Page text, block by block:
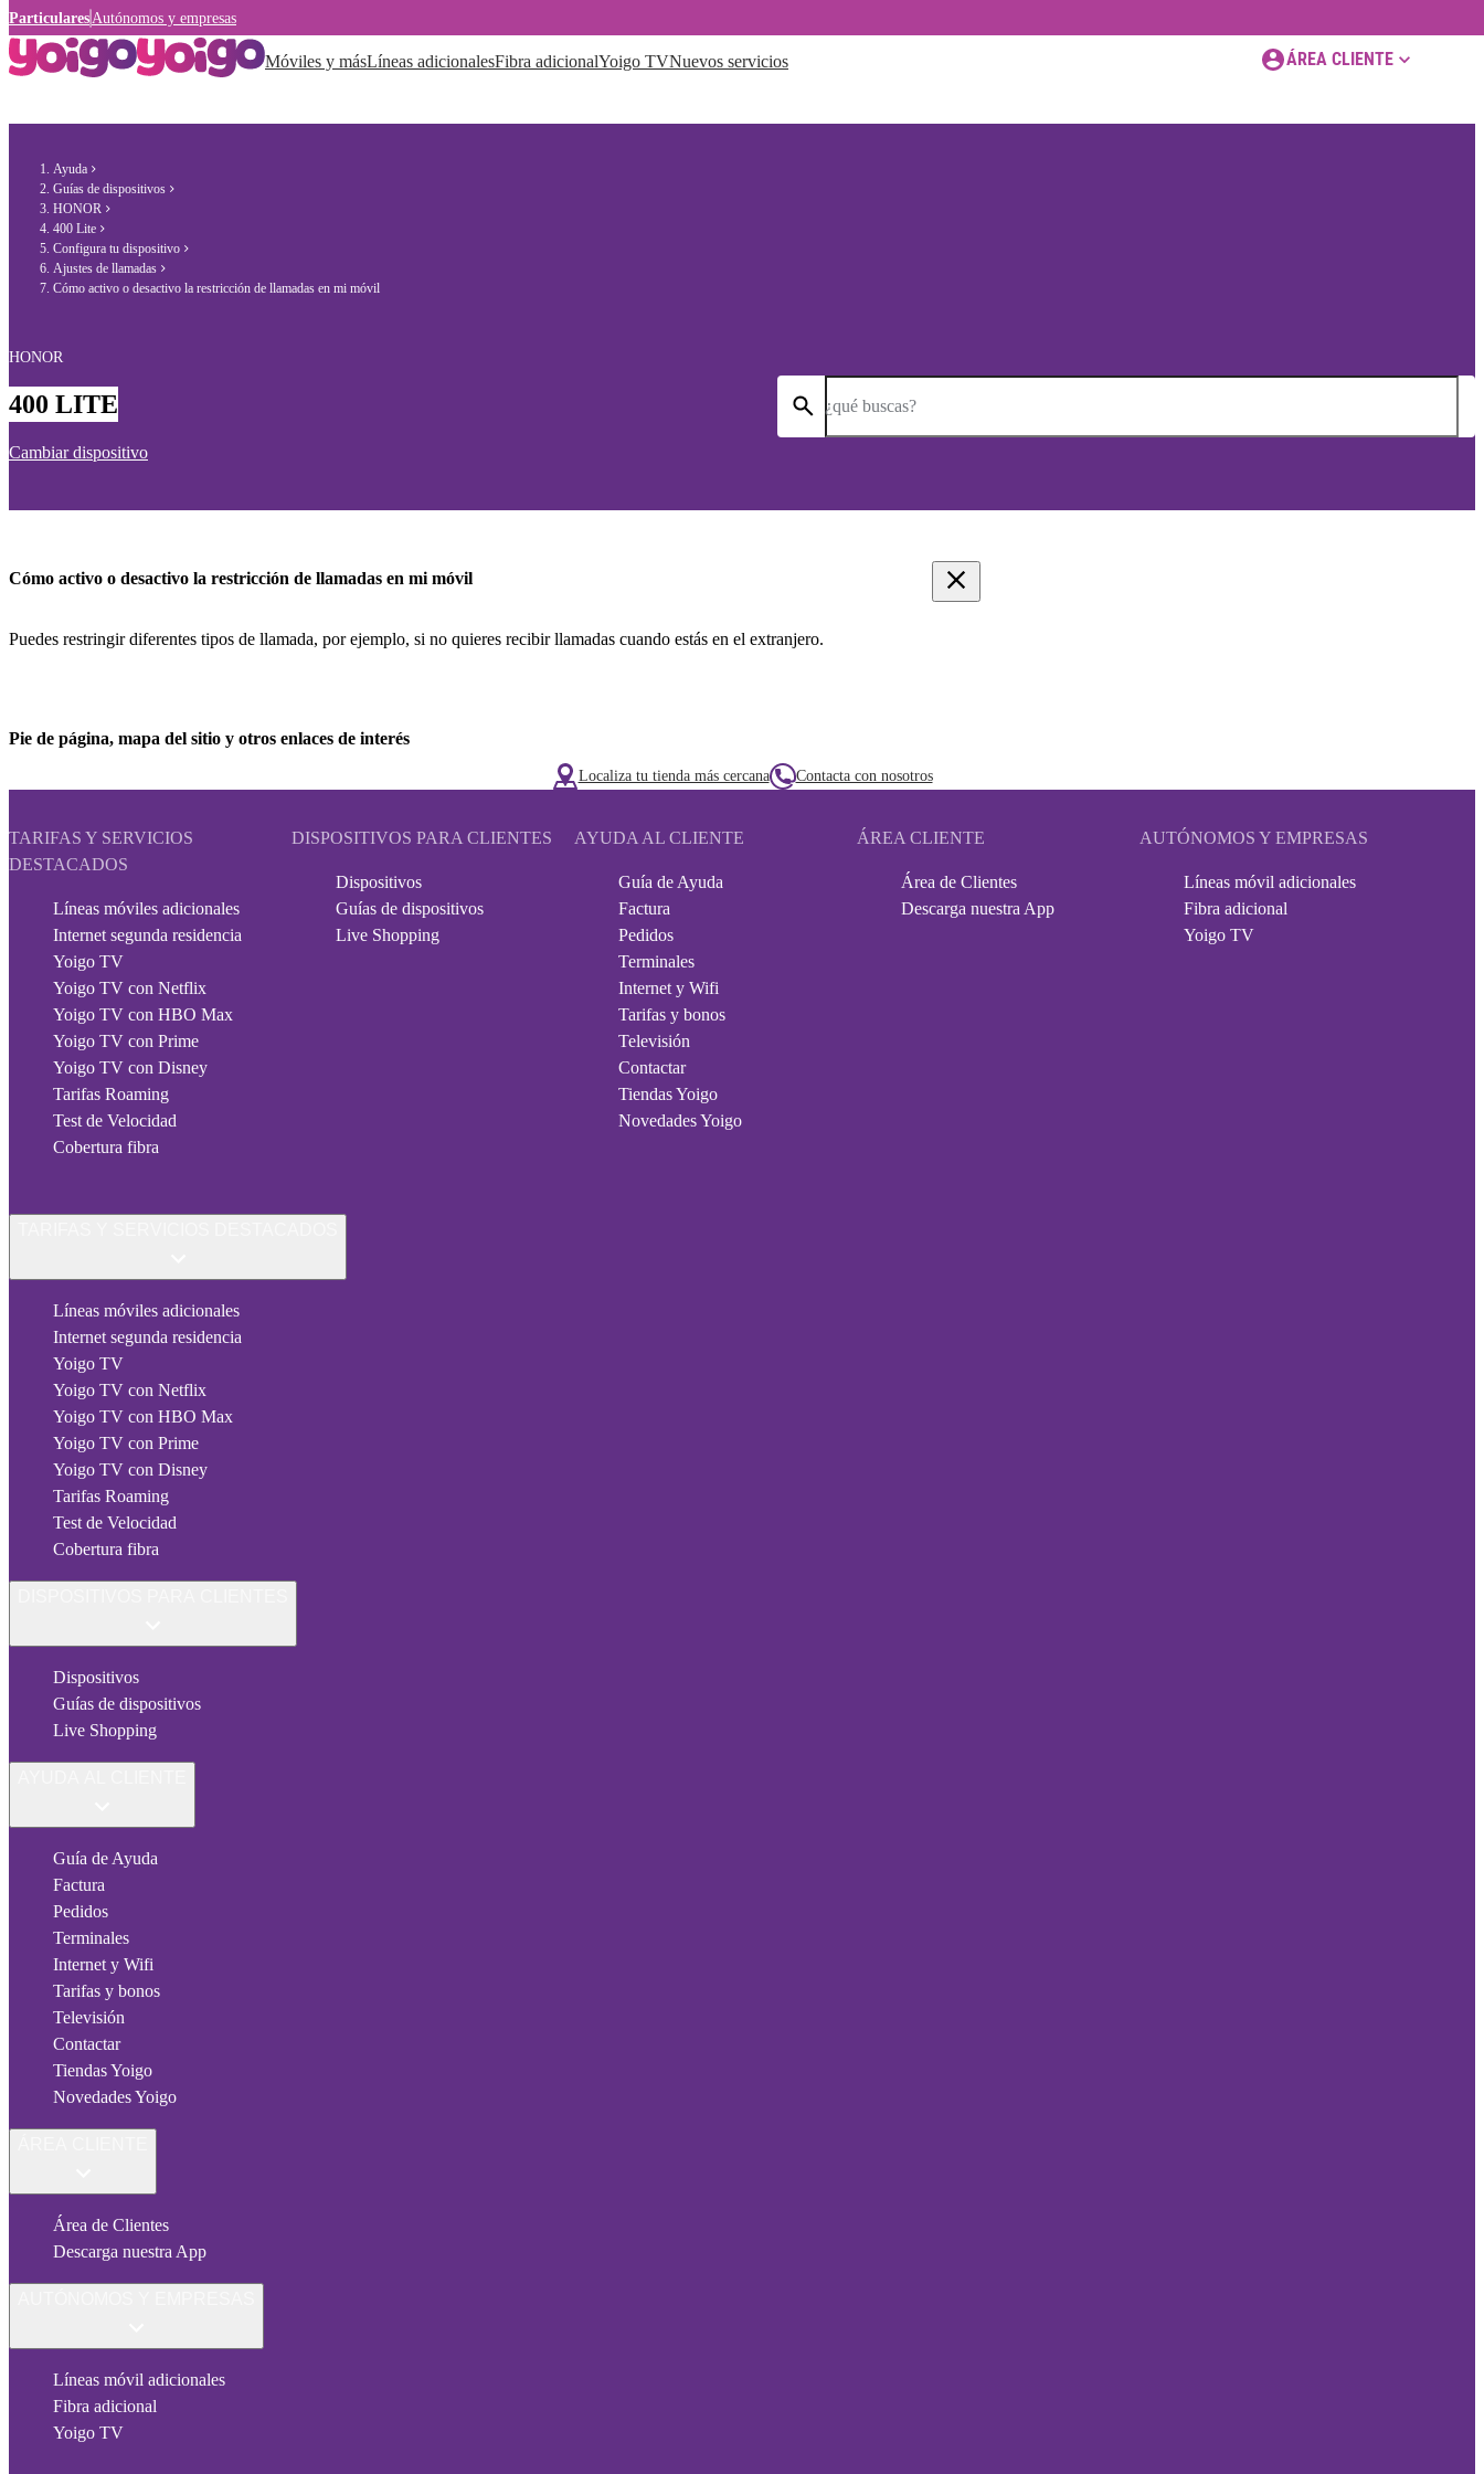
Particulares Autónomos y empresas
Móviles y másLíneas adicionalesFibra adicionalYoigo TVNuevos servicios ÁREA CLIENTE
Ayuda
Guías de dispositivos
HONOR
400 Lite
Configura tu dispositivo
Ajustes de llamadas
Cómo activo o desactivo la restricción de llamadas en mi móvil
HONOR
400 LITE
Cambiar dispositivo
¿qué buscas?
Cómo activo o desactivo la restricción de llamadas en mi móvil
Puedes restringir diferentes tipos de llamada, por ejemplo, si no quieres recibir llamadas cuando estás en el extranjero.
Pie de página, mapa del sitio y otros enlaces de interés
Localiza tu tienda más cercana Contacta con nosotros
TARIFAS Y SERVICIOS
DESTACADOS
Líneas móviles adicionales
Internet segunda residencia
Yoigo TV
Yoigo TV con Netflix
Yoigo TV con HBO Max
Yoigo TV con Prime
Yoigo TV con Disney
Tarifas Roaming
Test de Velocidad
Cobertura fibra
DISPOSITIVOS PARA CLIENTES
Dispositivos
Guías de dispositivos
Live Shopping
AYUDA AL CLIENTE
Guía de Ayuda
Factura
Pedidos
Terminales
Internet y Wifi
Tarifas y bonos
Televisión
Contactar
Tiendas Yoigo
Novedades Yoigo
ÁREA CLIENTE
Área de Clientes
Descarga nuestra App
AUTÓNOMOS Y EMPRESAS
Líneas móvil adicionales
Fibra adicional
Yoigo TV
Líneas móviles adicionales
Internet segunda residencia
Yoigo TV
Yoigo TV con Netflix
Yoigo TV con HBO Max
Yoigo TV con Prime
Yoigo TV con Disney
Tarifas Roaming
Test de Velocidad
Cobertura fibra
Dispositivos
Guías de dispositivos
Live Shopping
Guía de Ayuda
Factura
Pedidos
Terminales
Internet y Wifi
Tarifas y bonos
Televisión
Contactar
Tiendas Yoigo
Novedades Yoigo
Área de Clientes
Descarga nuestra App
Líneas móvil adicionales
Fibra adicional
Yoigo TV